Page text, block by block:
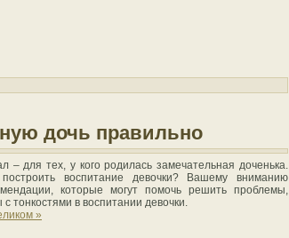
дочь правильно
– для тех, у кого родилась замечательная доченька.
воспитание девочки? Вашему вниманию
которые могут помочь решить проблемы,
тонкостями в воспитании девочки.
»